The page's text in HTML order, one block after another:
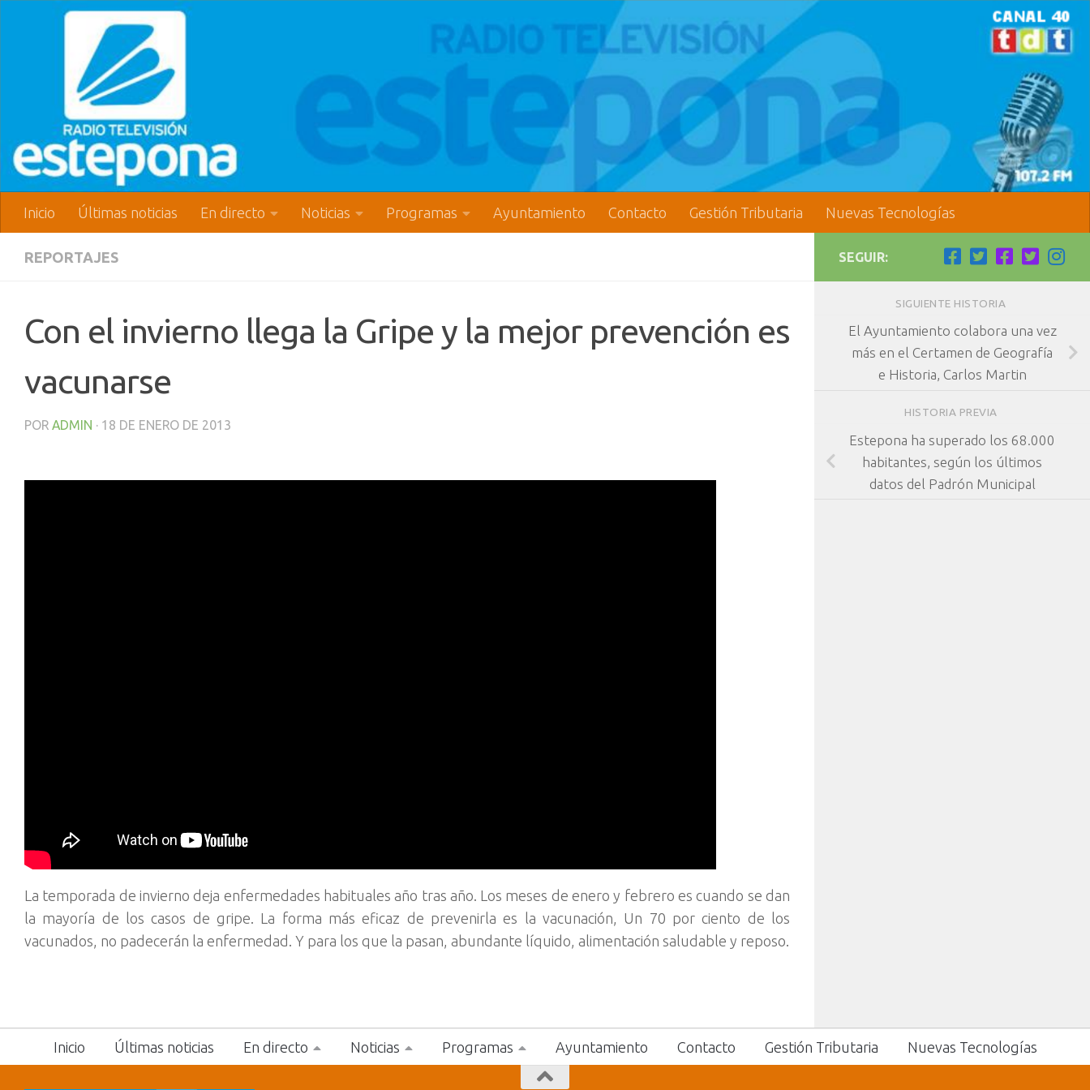
Inicio Últimas noticias En directo Noticias Programas Ayuntamiento Contacto Gestión Tributaria Nuevas Tecnologías
REPORTAJES
Con el invierno llega la Gripe y la mejor prevención es
vacunarse
POR ADMIN · 18 DE ENERO DE 2013
La temporada de invierno deja enfermedades habituales año tras año. Los meses de enero y febrero es cuando se dan
la mayoría de los casos de gripe. La forma más eficaz de prevenirla es la vacunación, Un 70 por ciento de los
vacunados, no padecerán la enfermedad. Y para los que la pasan, abundante líquido, alimentación saludable y reposo.
SEGUIR:
SIGUIENTE HISTORIA
El Ayuntamiento colabora una vez
más en el Certamen de Geografía
e Historia, Carlos Martin
HISTORIA PREVIA
Estepona ha superado los 68.000
habitantes, según los últimos
datos del Padrón Municipal
Inicio Últimas noticias En directo Noticias Programas Ayuntamiento Contacto Gestión Tributaria Nuevas Tecnologías